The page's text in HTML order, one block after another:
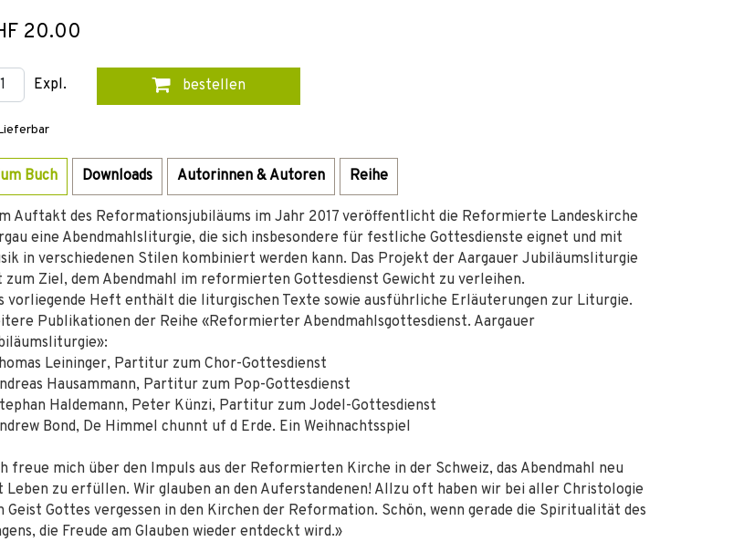
20.00
Expl. bestellen
Buch Downloads Autorinnen & Autoren Reihe
Auftakt des Reformationsjubiläums im Jahr 2017 veröffentlicht die Reformierte Landeskirche
eine Abendmahlsliturgie, die sich insbesondere für festliche Gottesdienste eignet und mit
in verschiedenen Stilen kombiniert werden kann. Das Projekt der Aargauer Jubiläumsliturgie
zum Ziel, dem Abendmahl im reformierten Gottesdienst Gewicht zu verleihen.
vorliegende Heft enthält die liturgischen Texte sowie ausführliche Erläuterungen zur Liturgie.
Publikationen der Reihe «Reformierter Abendmahlsgottesdienst. Aargauer
Leininger, Partitur zum Chor-Gottesdienst
Hausammann, Partitur zum Pop-Gottesdienst
Haldemann, Peter Künzi, Partitur zum Jodel-Gottesdienst
Bond, De Himmel chunnt uf d Erde. Ein Weihnachtsspiel
freue mich über den Impuls aus der Reformierten Kirche in der Schweiz, das Abendmahl neu
Leben zu erfüllen. Wir glauben an den Auferstandenen! Allzu oft haben wir bei aller Christologie
Geist Gottes vergessen in den Kirchen der Reformation. Schön, wenn gerade die Spiritualität des
die Freude am Glauben wieder entdeckt wird.»